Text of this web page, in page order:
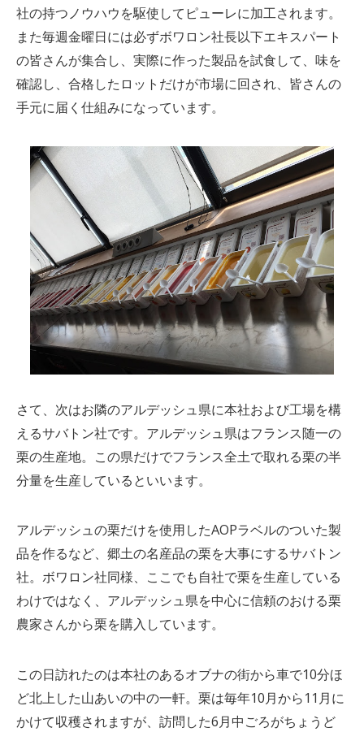
社の持つノウハウを駆使してピューレに加工されます。
また毎週金曜日には必ずボワロン社長以下エキスパート
の皆さんが集合し、実際に作った製品を試食して、味を
確認し、合格したロットだけが市場に回され、皆さんの
手元に届く仕組みになっています。
さて、次はお隣のアルデッシュ県に本社および工場を構
えるサバトン社です。アルデッシュ県はフランス随一の
栗の生産地。この県だけでフランス全土で取れる栗の半
分量を生産しているといいます。
アルデッシュの栗だけを使用したAOPラベルのついた製
品を作るなど、郷土の名産品の栗を大事にするサバトン
社。ボワロン社同様、ここでも自社で栗を生産している
わけではなく、アルデッシュ県を中心に信頼のおける栗
農家さんから栗を購入しています。
この日訪れたのは本社のあるオブナの街から車で10分ほ
ど北上した山あいの中の一軒。栗は毎年10月から11月に
かけて収穫されますが、訪問した6月中ごろがちょうど